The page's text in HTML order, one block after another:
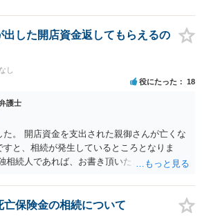
出した開店資金返してもらえるの
し
役にたった 18
護士
た。 開店資金を支出された親御さんが亡くな
と、相続が発生しているところとなりま
相続人であれば、お書き頂いたような方法で
であれば、他の相続人との協議が必要とな
該点とは別にご主人から貸付ではなく贈与で
がございます。 その場合には、貸付であるこ
亡保険金の相続について